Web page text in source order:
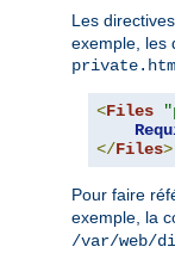
Les
exemple, les
<Files
</Files>
Pour faire
exemple, la
/var/web/